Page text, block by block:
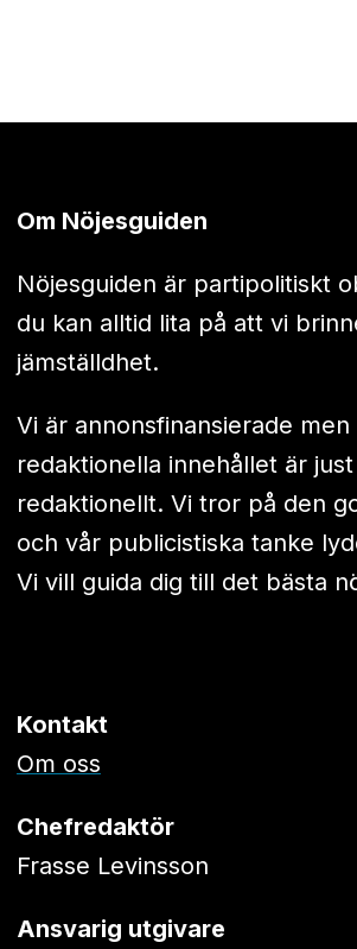
Om Nöjesguiden
Nöjesguiden är partipolitiskt
du kan alltid lita på att vi
jämställdhet.
Vi är annonsfinansierade
redaktionella innehållet är just
redaktionellt. Vi tror på den
och vår publicistiska tanke
Vi vill guida dig till det bästa
Kontakt
Om oss
Chefredaktör
Frasse Levinsson
Ansvarig utgivare